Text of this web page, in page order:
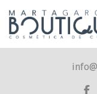
info